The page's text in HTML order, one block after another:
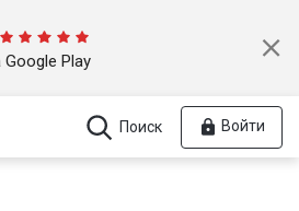
Google Play
Поиск Войти